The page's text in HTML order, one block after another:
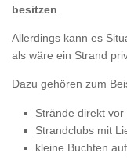
besitzen.
Allerdings kann es
als wäre ein Strand
Dazu gehören zum
Strände direkt
Strandclubs mit
kleine Buchten